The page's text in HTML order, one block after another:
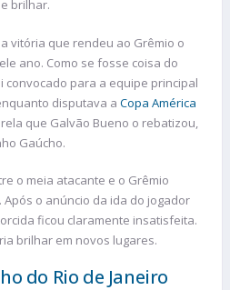
brilhar.
vitória que rendeu ao Grêmio o
ano. Como se fosse coisa do
convocado para a equipe principal
disputava a Copa América
que Galvão Bueno o rebatizou,
Gaúcho.
o meia atacante e o Grêmio
o anúncio da ida do jogador
ficou claramente insatisfeita.
brilhar em novos lugares.
do Rio de Janeiro